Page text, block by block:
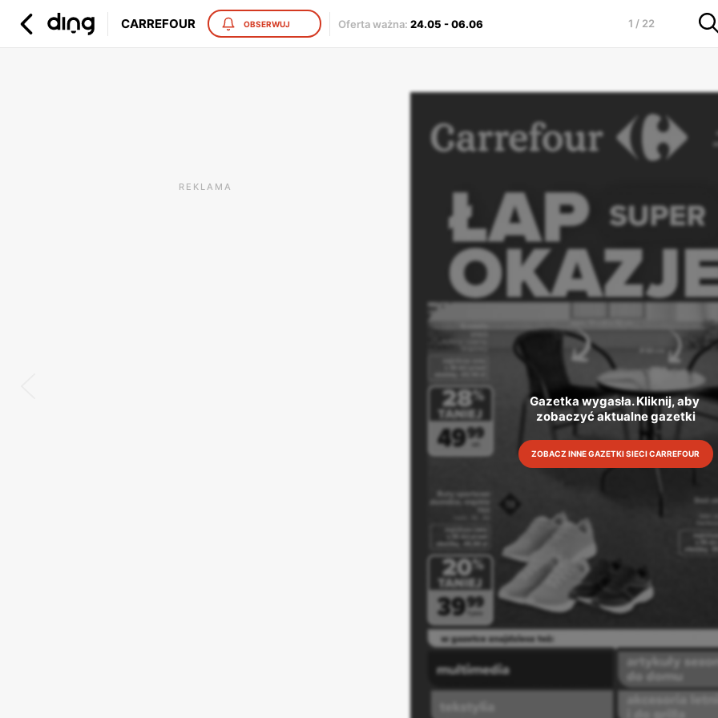
CARREFOUR OBSERWUJ Oferta ważna: 24.05 -06.06 1 / 22
REKLAMA
Gazetka wygasła. Kliknij, aby
zobaczyć aktualne gazetki
ZOBACZ INNE GAZETKI SIECI CARREFOUR